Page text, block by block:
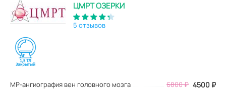
ЦМРТ ОЗЕРКИ
5 отзывов
МР-ангиография вен головного мозга 6800₽ 4500 ₽